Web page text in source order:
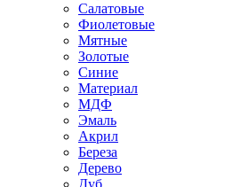
Салатовые
Фиолетовые
Мятные
Золотые
Синие
Материал
МДФ
Эмаль
Акрил
Береза
Дерево
Дуб